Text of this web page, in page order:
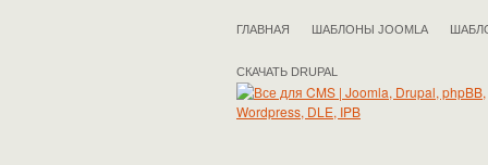
ГЛАВНАЯ ШАБЛОНЫ JOOMLA
СКАЧАТЬ DRUPAL